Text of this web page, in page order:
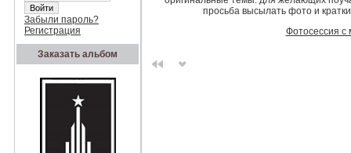
Забыли пароль?
Регистрация
Заказать альбом
просьба высылать фото и
Фотосессия с